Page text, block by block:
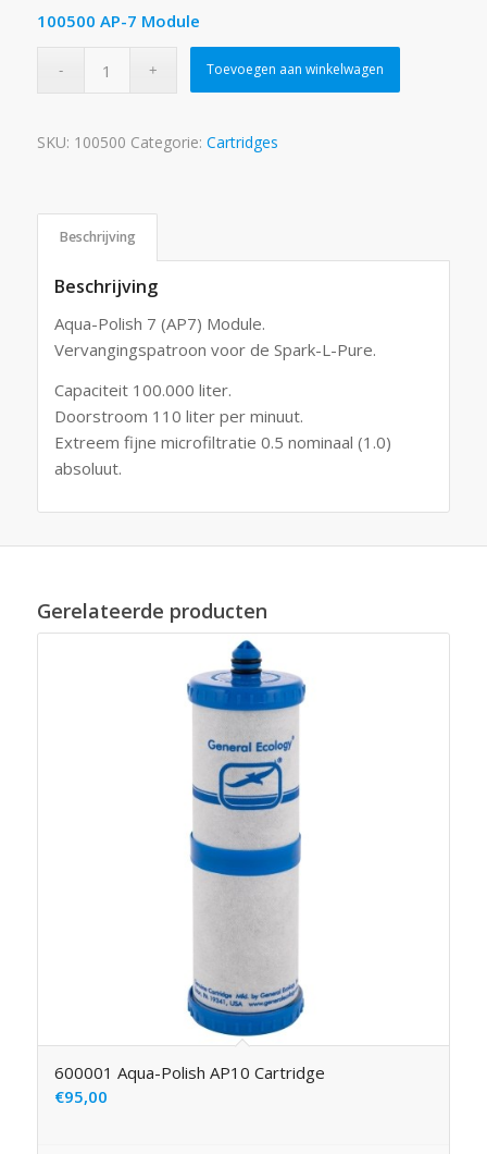
100500 AP-7 Module
Toevoegen aan winkelwagen
SKU: 100500 Categorie: Cartridges
Beschrijving
Beschrijving
Aqua-Polish 7 (AP7) Module.
Vervangingspatroon voor de Spark-L-Pure.
Capaciteit 100.000 liter.
Doorstroom 110 liter per minuut.
Extreem fijne microfiltratie 0.5 nominaal (1.0)
absoluut.
Gerelateerde producten
600001 Aqua-Polish AP10 Cartridge
€95,00